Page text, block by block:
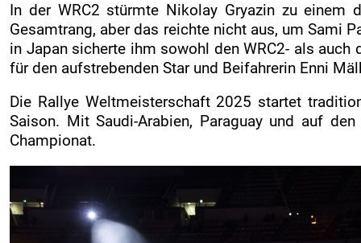
In der WRC2 stürmte Nikolay Gryazin zu einem
Gesamtrang, aber das reichte nicht aus, um Sami
in Japan sicherte ihm sowohl den WRC2- als auch
für den aufstrebenden Star und Beifahrerin Enni
Die Rallye Weltmeisterschaft 2025 startet
Saison. Mit Saudi-Arabien, Paraguay und auf
Championat.